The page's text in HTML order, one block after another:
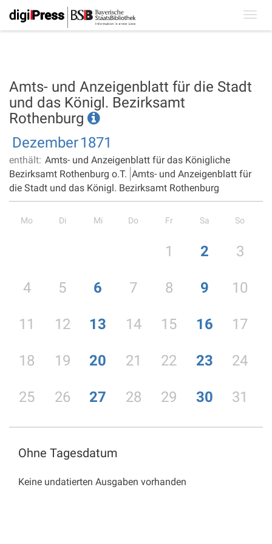
Amts- und Anzeigenblatt für die Stadt
und das Königl. Bezirksamt
Rothenburg
Dezember1871
enthält: Amts- und Anzeigenblatt für das Königliche
Bezirksamt Rothenburg o.T. Amts- und Anzeigenblatt für
die Stadt und das Königl. Bezirksamt Rothenburg
Mo Di Mi Do Fr Sa So
1 2 3
4 5 6 7 8 9 10
11 12 13 14 15 16 17
18 19 20 21 22 23 24
25 26 27 28 29 30 31
Ohne Tagesdatum
Keine undatierten Ausgaben vorhanden